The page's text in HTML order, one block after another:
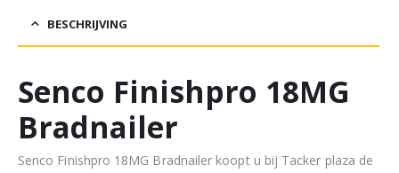
BESCHRIJVING
Senco Finishpro 18MG
Bradnailer
Senco Finishpro 18MG Bradnailer koopt u bij Tacker plaza de